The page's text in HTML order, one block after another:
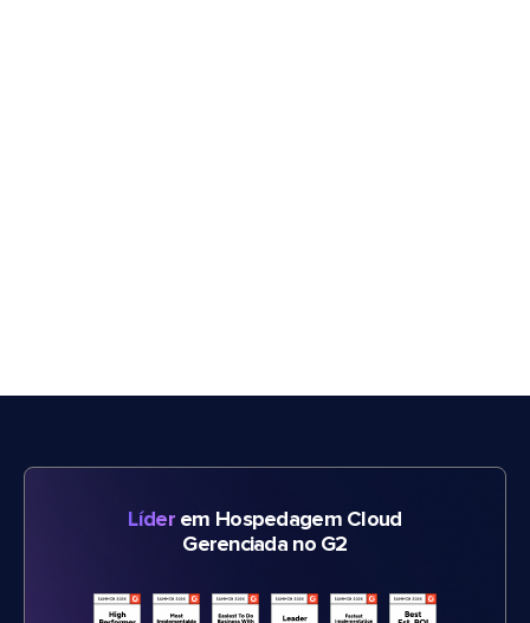
Líderem Hospedagem Cloud
Gerenciada no G2